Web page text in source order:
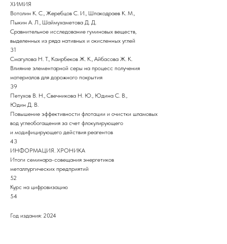
ХИМИЯ
Вотолин К. С., Жеребцов С. И., Шпакодраев К. М.,
Пыкин А. Л., Шаймухаметова Д. Д.
Сравнительное исследование гуминовых веществ,
выделенных из ряда нативных и окисленных углей
31
Смагулова Н. Т., Каирбеков Ж. К., Айбасова Ж. К.
Влияние элементарной серы на процесс получения
материалов для дорожного покрытия
39
Петухов В. Н., Свечникова Н. Ю., Юдина С. В.,
Юдин Д. В.
Повышение эффективности флотации и очистки шламовых
вод углеобогащения за счет флокулирующего
и модифицирующего действия реагентов
43
ИНФОРМАЦИЯ. ХРОНИКА
Итоги семинара-совещания энергетиков
металлургических предприятий
52
Курс на цифровизацию
54
Год издания: 2024